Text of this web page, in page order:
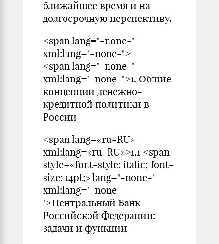
ближайшее время и на
долгосрочную перспективу.
<span lang="-none-"
xml:lang="-none-">
<span lang="-none-"
xml:lang="-none-">1. Общие
концепции денежно-
кредитной политики в
России
<span lang=«ru-RU»
xml:lang=«ru-RU»>1.1 <span
style=«font-style: italic; font-
size: 14pt;» lang="-none-"
xml:lang="-none-
">Центральный Банк
Российской Федерации:
задачи и функции